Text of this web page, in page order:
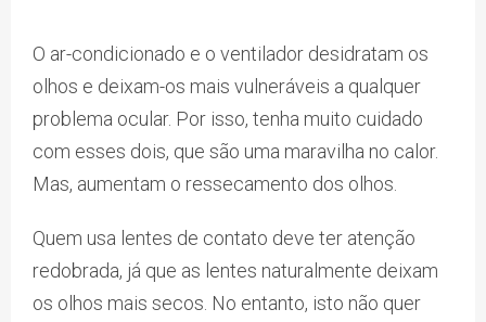
O ar-condicionado e o ventilador desidratam os
olhos e deixam-os mais vulneráveis a qualquer
problema ocular. Por isso, tenha muito cuidado
com esses dois, que são uma maravilha no calor.
Mas, aumentam o ressecamento dos olhos.
Quem usa lentes de contato deve ter atenção
redobrada, já que as lentes naturalmente deixam
os olhos mais secos. No entanto, isto não quer